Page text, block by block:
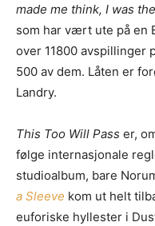
made me think, I was
som har vært ute på en
over 11800 avspillinger
500 av dem. Låten er
Landry.
This Too Will Pass er,
følge internasjonale
studioalbum, bare
a Sleeve kom ut helt
euforiske hyllester i